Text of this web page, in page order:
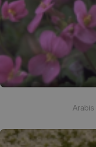
Arabis